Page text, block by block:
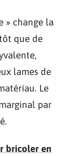
» change la
que de
lames de
Le
par
bricoler en